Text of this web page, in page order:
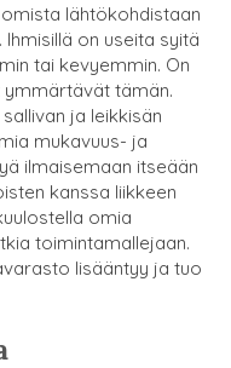
lähtökohdistaan
on useita syitä
tai kevyemmin. On
tämän.
ja leikkisän
mukavuus- ja
ilmaisemaan itseään
kanssa liikkeen
omia
toimintamallejaan.
lisääntyy ja tuo